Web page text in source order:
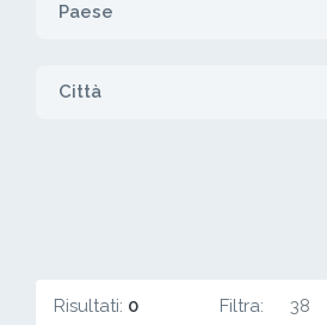
Paese
Città
Risultati: 0 Filtra: 38